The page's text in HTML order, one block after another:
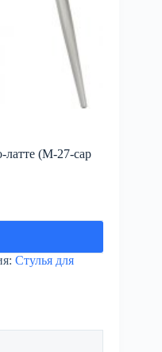
(M-27-cap
Стулья для